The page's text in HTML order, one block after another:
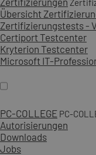
Übersicht
Zertifizierungstests -
Certiport Testcenter
Kryterion Testcenter
Microsoft IT-
PC-COLLEGE PC-
Autorisierungen
Downloads
Jobs